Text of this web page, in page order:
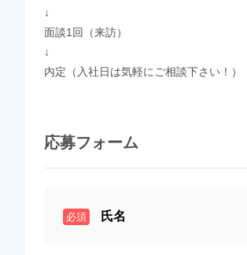
↓
面談1回（来訪）
↓
内定（入社日は気軽にご相談下さい！）
応募フォーム
必須 氏名